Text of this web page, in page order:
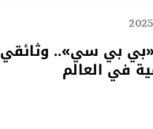
بي سي»..
في العالم